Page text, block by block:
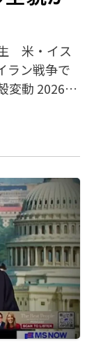
米・イス
ラン戦争で
変動 2026年